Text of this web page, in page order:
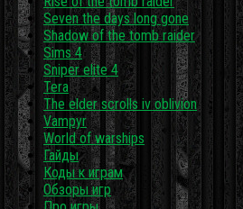
Seven the days long gone
Shadow of the tomb raider
Sims 4
Sniper elite 4
Tera
The elder scrolls iv oblivion
Vampyr
World of warships
Гайды
Коды к играм
Обзоры игр